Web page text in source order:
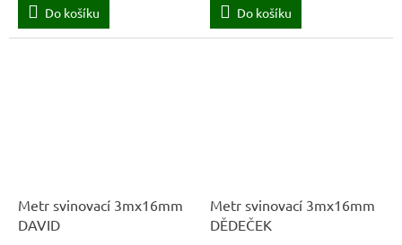
Do košíku Do košíku
Metr svinovací 3mx16mm
DAVID
Metr svinovací 3mx16mm
DĚDEČEK